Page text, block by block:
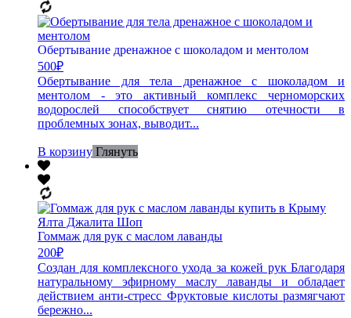
Обертывание дренажное с шоколадом и ментолом
500₽
Обертывание для тела дренажное с шоколадом и
ментолом - это активный комплекс черноморских
водорослей способствует снятию отечности в
проблемных зонах, выводит...
В корзину Глянуть
Гоммаж для рук с маслом лаванды
200₽
Создан для комплексного ухода за кожей рук Благодаря
натуральному эфирному маслу лаванды и обладает
действием анти-стресс Фруктовые кислоты размягчают
бережно...